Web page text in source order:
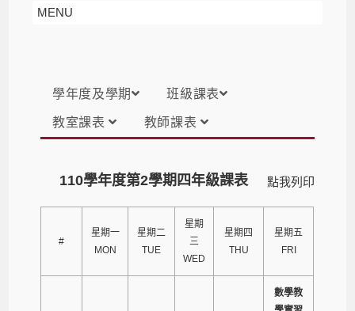
MENU
學年度及學期 班級課表
教室課表 教師課表
點我列印
110學年度第2學期四年級課表
#
星期一
MON
星期二
TUE
星期
三
WED
星期四
THU
星期五
FRI
數學教